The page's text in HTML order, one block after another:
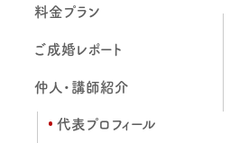
料金プラン
ご成婚レポート
仲人・講師紹介
代表プロフィール